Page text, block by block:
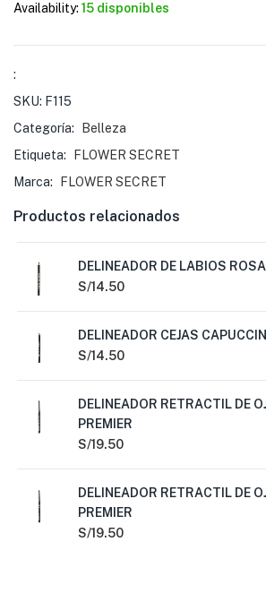
Availability: 15 disponibles
:
SKU: F115
Categoría:
Belleza
Etiqueta:
FLOWER SECRET
Marca:
FLOWER SECRET
Productos relacionados
DELINEADOR DE LABIOS
S/14.50
DELINEADOR CEJAS
S/14.50
DELINEADOR RETRACTIL DE
PREMIER
S/19.50
DELINEADOR RETRACTIL DE
PREMIER
S/19.50